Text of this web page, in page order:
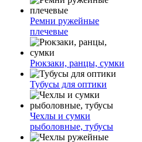
Ремни ружейные
плечевые
Рюкзаки, ранцы, сумки
Тубусы для оптики
Чехлы и сумки
рыболовные, тубусы